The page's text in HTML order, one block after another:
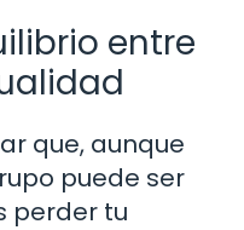
entre
que, aunque
puede ser
perder tu